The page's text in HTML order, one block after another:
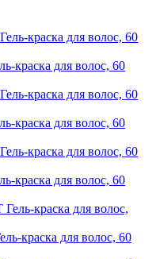
краска для волос, 60
краска для волос, 60
краска для волос, 60
краска для волос, 60